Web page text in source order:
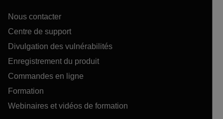
Nous contacter
Centre de support
Divulgation des vulnérabilités
Enregistrement du produit
Commandes en ligne
Formation
Webinaires et vidéos de formation